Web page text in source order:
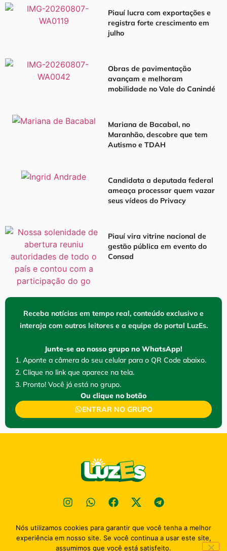
Piauí lucra com exportações e
registra forte crescimento em
julho
Obras de pavimentação
avançam e melhoram
mobilidade no Vale do Canindé
Mariana de Bacabal, no
Maranhão, descobre que tem
Autismo e TDAH
Candidata a deputada federal
ameaça processar quem vazar
seus vídeos do Privacy
Piauí vira vitrine nacional de
gestão pública em evento do
Consad
Receba notícias em tempo real, conteúdo exclusivo e
interaja com outros leitores e a equipe do portal LuzEs.
Junte-se ao nosso grupo no WhatsApp!
1. Aponte a câmera do seu celular para o QR Code abaixo.
2. Clique no link que aparece na tela.
3. Pronto! Você já está no grupo.
Ou clique no botão
ENTRAR NO GRUPO
Política de privacidade
2026Portal Luz Esperaça - TODOS OS DIREITOS RESENVADOS
Nós utilizamos cookies para garantir que você tenha a melhor
experiência em nosso site. Se você continua a usar este site,
assumimos que você está satisfeito.